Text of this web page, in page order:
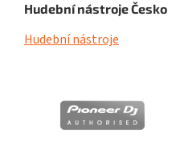
Hudební nástroje Česko
Hudební nástroje